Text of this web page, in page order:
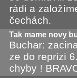
rádi a
čechách.
Tak mame novy
Buchar:
ze do reprizi
chyby !